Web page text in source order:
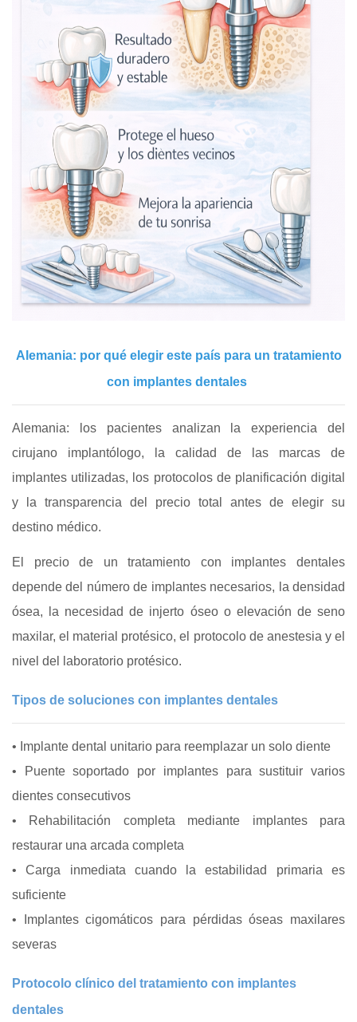
Alemania: por qué elegir este país para un tratamiento
con implantes dentales
Alemania: los pacientes analizan la experiencia del
cirujano implantólogo, la calidad de las marcas de
implantes utilizadas, los protocolos de planificación digital
y la transparencia del precio total antes de elegir su
destino médico.
El precio de un tratamiento con implantes dentales
depende del número de implantes necesarios, la densidad
ósea, la necesidad de injerto óseo o elevación de seno
maxilar, el material protésico, el protocolo de anestesia y el
nivel del laboratorio protésico.
Tipos de soluciones con implantes dentales
• Implante dental unitario para reemplazar un solo diente
• Puente soportado por implantes para sustituir varios
dientes consecutivos
• Rehabilitación completa mediante implantes para
restaurar una arcada completa
• Carga inmediata cuando la estabilidad primaria es
suficiente
• Implantes cigomáticos para pérdidas óseas maxilares
severas
Protocolo clínico del tratamiento con implantes
dentales